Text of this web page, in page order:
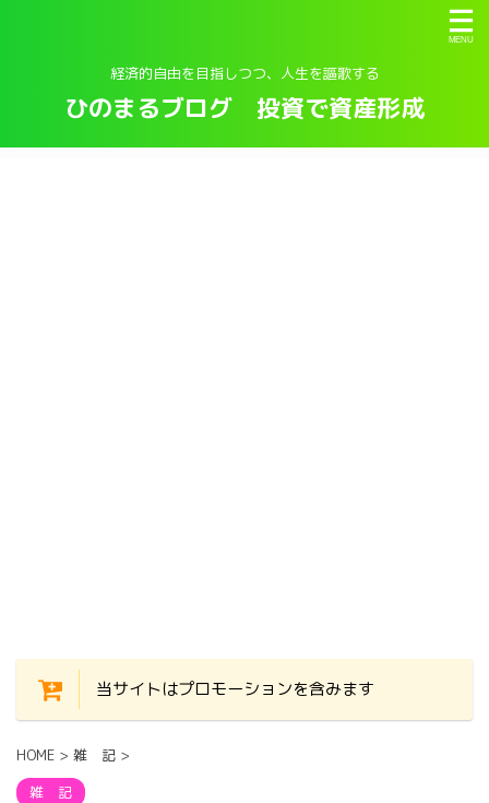
経済的自由を目指しつつ、人生を謳歌する
ひのまるブログ 投資で資産形成
当サイトはプロモーションを含みます
HOME > 雑 記 >
雑 記